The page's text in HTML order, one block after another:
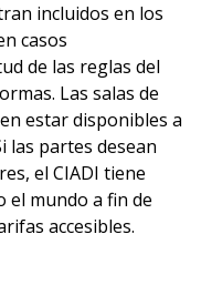
incluidos en los
casos
de las reglas del
Las salas de
estar disponibles a
las partes desean
el CIADI tiene
el mundo a fin de
accesibles.